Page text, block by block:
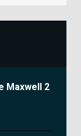
Maxwell 2